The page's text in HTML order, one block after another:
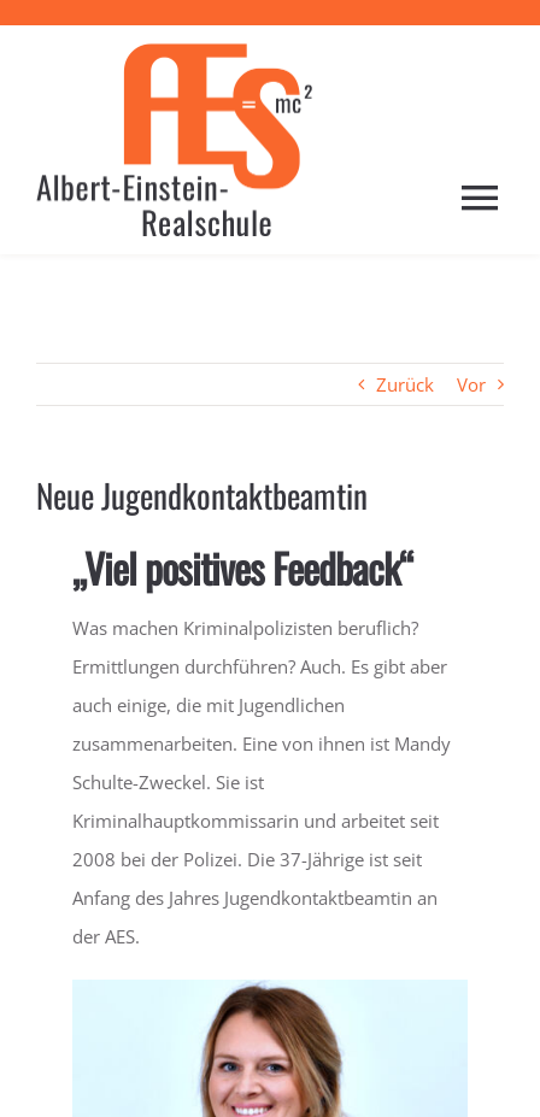
PROFIL
SERVICE
Zurück Vor
Neue Jugendkontaktbeamtin
„Viel positives Feedback“
Was machen Kriminalpolizisten beruflich?
Ermittlungen durchführen? Auch. Es gibt aber
auch einige, die mit Jugendlichen
zusammenarbeiten. Eine von ihnen ist Mandy
Schulte-Zweckel. Sie ist
Kriminalhauptkommissarin und arbeitet seit
2008 bei der Polizei. Die 37-Jährige ist seit
Anfang des Jahres Jugendkontaktbeamtin an
der AES.